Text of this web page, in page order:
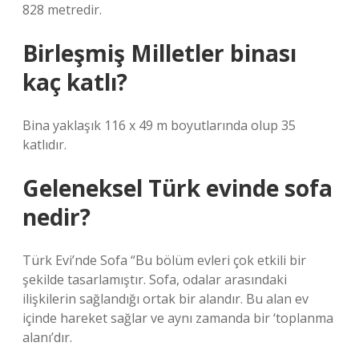
828 metredir.
Birleşmiş Milletler binası
kaç katlı?
Bina yaklaşık 116 x 49 m boyutlarında olup 35
katlıdır.
Geleneksel Türk evinde sofa
nedir?
Türk Evi’nde Sofa “Bu bölüm evleri çok etkili bir
şekilde tasarlamıştır. Sofa, odalar arasındaki
ilişkilerin sağlandığı ortak bir alandır. Bu alan ev
içinde hareket sağlar ve aynı zamanda bir ‘toplanma
alanı’dır.